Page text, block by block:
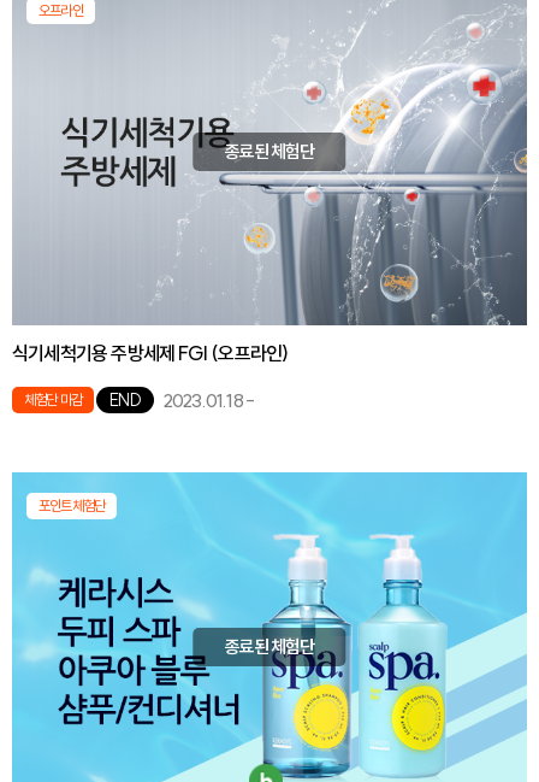
오프라인
종료된 체험단
식기세척기용 주방세제 FGI (오프라인)
체험단 마감 END 2023.01.18-
포인트체험단
종료된 체험단